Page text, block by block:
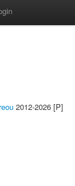
2012-2026 [P]